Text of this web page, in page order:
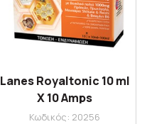
Lanes Royaltonic 10 ml
X 10 Amps
Κωδικός: 20256